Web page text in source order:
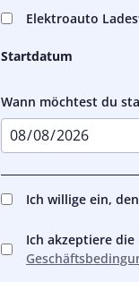
Elektroauto
Startdatum
Wann möchtest du
Ich willige ein,
Ich akzeptiere die